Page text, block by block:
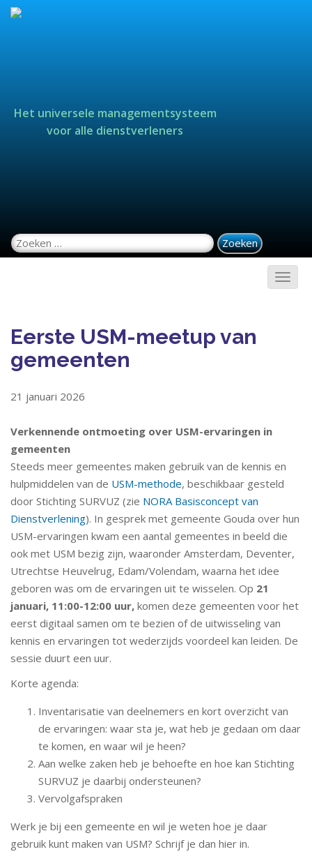
Het universele managementsysteem
voor alle dienstverleners
Zoeken naar:
Eerste USM-meetup van
gemeenten
21 januari 2026
Verkennende ontmoeting over USM-ervaringen in
gemeenten
Steeds meer gemeentes maken gebruik van de kennis en
hulpmiddelen van de USM-methode, beschikbaar gesteld
door Stichting SURVUZ (zie NORA Basisconcept van
Dienstverlening). In gesprek met gemeente Gouda over hun
USM-ervaringen kwam een aantal gemeentes in beeld die
ook met USM bezig zijn, waaronder Amsterdam, Deventer,
Utrechtse Heuvelrug, Edam/Volendam, waarna het idee
geboren was om de ervaringen uit te wisselen. Op 21
januari, 11:00-12:00 uur, komen deze gemeenten voor het
eerst digitaal samen om te bezien of de uitwisseling van
kennis en ervaringen tot wederzijds voordeel kan leiden. De
sessie duurt een uur.
Korte agenda:
Inventarisatie van deelnemers en kort overzicht van
de ervaringen: waar sta je, wat heb je gedaan om daar
te komen, en waar wil je heen?
Aan welke zaken heb je behoefte en hoe kan Stichting
SURVUZ je daarbij ondersteunen?
Vervolgafspraken
Werk je bij een gemeente en wil je weten hoe je daar
gebruik kunt maken van USM? Schrijf je dan hier in.